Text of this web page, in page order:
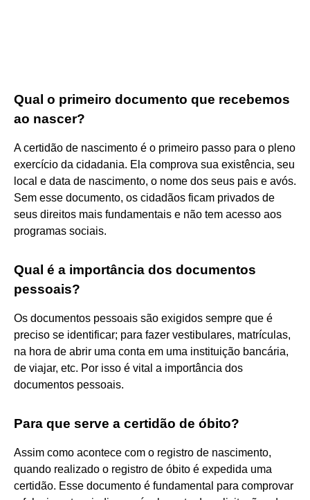
Qual o primeiro documento que recebemos
ao nascer?
A certidão de nascimento é o primeiro passo para o pleno
exercício da cidadania. Ela comprova sua existência, seu
local e data de nascimento, o nome dos seus pais e avós.
Sem esse documento, os cidadãos ficam privados de
seus direitos mais fundamentais e não tem acesso aos
programas sociais.
Qual é a importância dos documentos
pessoais?
Os documentos pessoais são exigidos sempre que é
preciso se identificar; para fazer vestibulares, matrículas,
na hora de abrir uma conta em uma instituição bancária,
de viajar, etc. Por isso é vital a importância dos
documentos pessoais.
Para que serve a certidão de óbito?
Assim como acontece com o registro de nascimento,
quando realizado o registro de óbito é expedida uma
certidão. Esse documento é fundamental para comprovar